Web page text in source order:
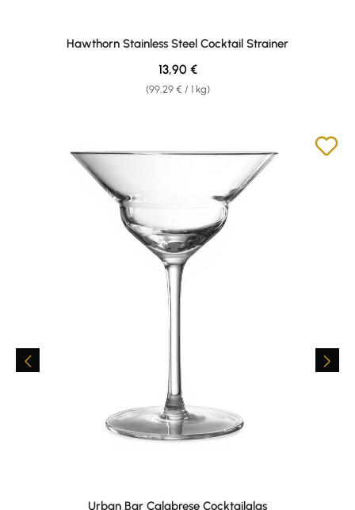
Hawthorn Stainless Steel Cocktail Strainer
(99,29 € / 1 kg)
Regular price:
13,90 €
Urban Bar Calabrese Cocktailglas